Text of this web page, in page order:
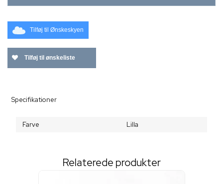
Tilføj til Ønskeskyen
Tilføj til ønskeliste
Specifikationer
Farve Lilla
Relaterede produkter